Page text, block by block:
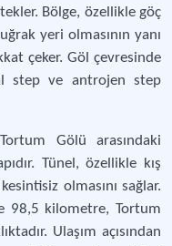
Bölge, özellikle göç
yeri olmasının yanı
çeker. Göl çevresinde
step ve antrojen step
Gölü arasındaki
Tünel, özellikle kış
olmasını sağlar.
98,5 kilometre, Tortum
Ulaşım açısından